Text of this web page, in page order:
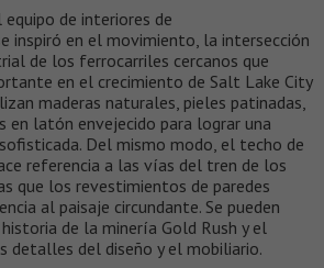
de interiores de
inspiró en el movimiento, la intersección
de los ferrocarriles cercanos que
en el crecimiento de Salt Lake City
maderas naturales, pieles patinadas,
en latón envejecido para lograr una
Del mismo modo, el techo de
referencia a las vías del tren de los
que los revestimientos de paredes
al paisaje circundante. Se pueden
de la minería Gold Rush y el
detalles del diseño y el mobiliario.